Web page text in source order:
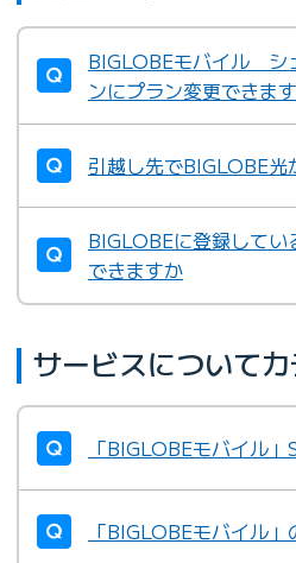
BIGLOBEモバイル シ
ンにプラン変更できま
引越し先でBIGLOBE
BIGLOBEに登録して
できますか
サービスについて
「BIGLOBEモバイル
「BIGLOBEモバイル